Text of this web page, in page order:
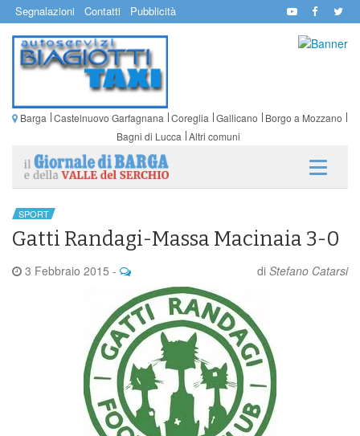
Segnalazioni Contatti Pubblicità
Barga Castelnuovo Garfagnana Coreglia Gallicano
Borgo a Mozzano
Bagni di Lucca Altri comuni
SPORT
Gatti Randagi-Massa Macinaia 3-0
3 Febbraio 2015 - di Stefano Catarsi